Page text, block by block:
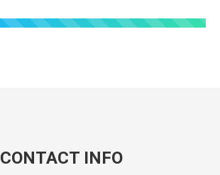
CONTACT INFO